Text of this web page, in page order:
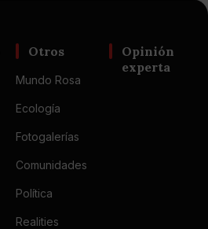
Otros
Mundo Rosa
Ecología
Fotogalerías
Comunidades
Política
Realities
Opinión
experta